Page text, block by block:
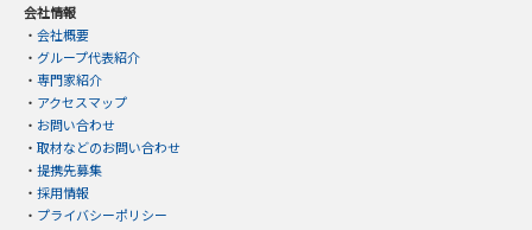
会社情報
・ 会社概要
・ グループ代表紹介
・ 専門家紹介
・ アクセスマップ
・ お問い合わせ
・ 取材などのお問い合わせ
・ 提携先募集
・ 採用情報
・ プライバシーポリシー